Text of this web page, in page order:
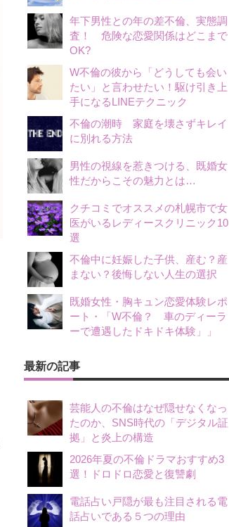
年下男性との年の差不倫、実態調
査！ 危険な恋愛関係はどこまで
OK?
W不倫の彼から「どうしても会い
たい」と言わせたい！駆け引き上
手になるLINEテクニック
不倫の潮時 家庭を壊さずキレイ
に別れる方法
男性の視線を惹きつける、既婚女
性だからこその魅力とは…
クチコミでオススメの札幌市で女
医がいるレディースクリニック10
選
不倫中に妊娠した子供、産む？産
まない？後悔しない人生の選択
既婚女性・胸キュン恋愛体験レポ
ート・「W不倫？ 車のディーラ
ーで遭遇したドキドキ体験」」
最新の記事
芸能人の不倫はなぜ隠せなくなっ
たのか、SNS時代の「デジタル証
拠」と炎上の構造
2026年夏の不倫ドラマおすすめ3
選！ドロドロ恋愛と復讐劇
電話占い戸隠が最も注目される電
話占いである５つの理由